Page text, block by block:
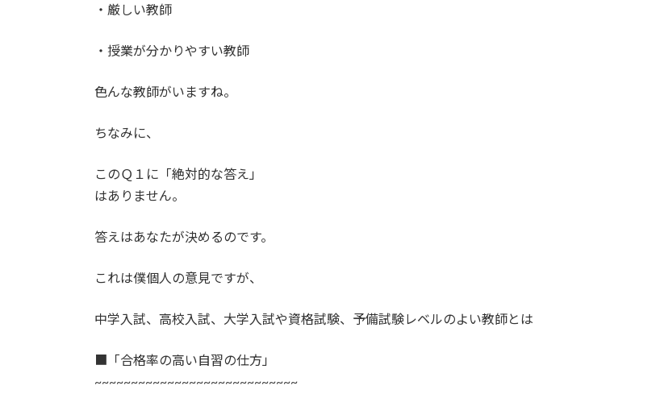
・厳しい教師
・授業が分かりやすい教師
色んな教師がいますね。
ちなみに、
このＱ１に「絶対的な答え」
はありません。
答えはあなたが決めるのです。
これは僕個人の意見ですが、
中学入試、高校入試、大学入試や資格試験、予備試験レベルのよい教師とは
■「合格率の高い自習の仕方」
~~~~~~~~~~~~~~~~~~~~~~~~~~~~